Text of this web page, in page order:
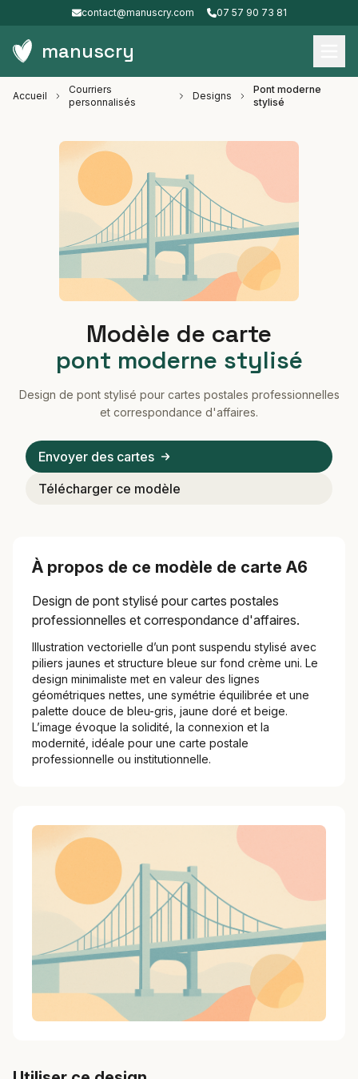
contact@manuscry.com 07 57 90 73 81
manuscry
Accueil
Courriers
personnalisés
Designs
Pont moderne
stylisé
Modèle de carte
pont moderne stylisé
Design de pont stylisé pour cartes postales professionnelles
et correspondance d'affaires.
Envoyer des cartes
Télécharger ce modèle
À propos de ce modèle de carte A6
Design de pont stylisé pour cartes postales
professionnelles et correspondance d'affaires.
Illustration vectorielle d’un pont suspendu stylisé avec
piliers jaunes et structure bleue sur fond crème uni. Le
design minimaliste met en valeur des lignes
géométriques nettes, une symétrie équilibrée et une
palette douce de bleu-gris, jaune doré et beige.
L’image évoque la solidité, la connexion et la
modernité, idéale pour une carte postale
professionnelle ou institutionnelle.